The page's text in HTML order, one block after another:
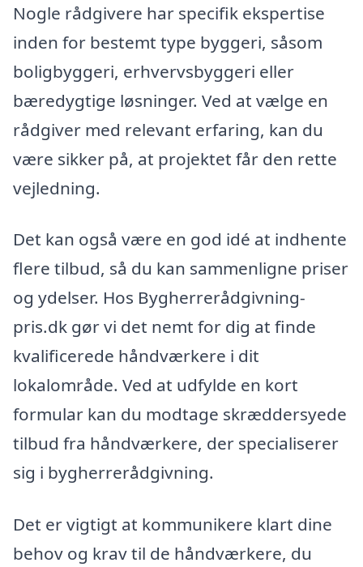
Nogle rådgivere har specifik ekspertise
inden for bestemt type byggeri, såsom
boligbyggeri, erhvervsbyggeri eller
bæredygtige løsninger. Ved at vælge en
rådgiver med relevant erfaring, kan du
være sikker på, at projektet får den rette
vejledning.
Det kan også være en god idé at indhente
flere tilbud, så du kan sammenligne priser
og ydelser. Hos Bygherrerådgivning-
pris.dk gør vi det nemt for dig at finde
kvalificerede håndværkere i dit
lokalområde. Ved at udfylde en kort
formular kan du modtage skræddersyede
tilbud fra håndværkere, der specialiserer
sig i bygherrerådgivning.
Det er vigtigt at kommunikere klart dine
behov og krav til de håndværkere, du